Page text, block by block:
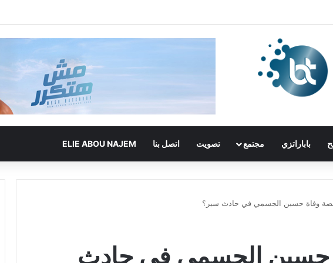
باباراتزي مجتمع تصويت اتصل بنا ELIE ABOU NAJEM
وفاة حسين الجسمي في حادث سير؟
حسين الجسمي في حادث